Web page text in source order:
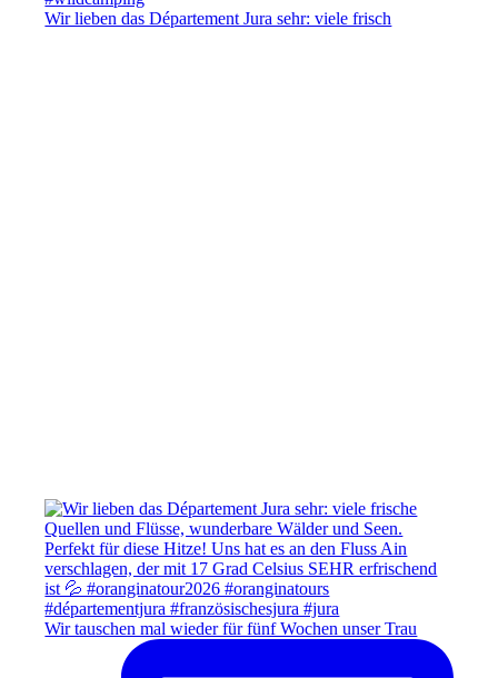
Wir lieben das Département Jura sehr: viele frisch
Wir tauschen mal wieder für fünf Wochen unser Trau